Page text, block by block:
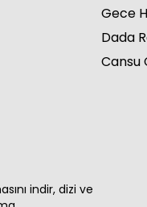
Gece
Dada
Cansu
indir, dizi ve